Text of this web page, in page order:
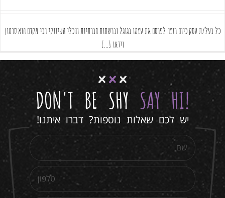
כל בעל/ת עסק כיום רוצה לפרסם את עצמו בגוגל וברשתות חברתיות והכלי השיווקי הכי מקדם הוא סרטון
וידאו [...]
!
DON'T BE SHY SAY HI
יש לכם שאלות נוספות? דברו איתנו!